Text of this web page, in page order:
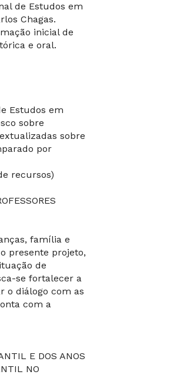
de Estudos em
Chagas.
inicial de
e oral.
Estudos em
sobre
sobre
por
recursos)
família e
presente projeto,
de
se fortalecer a
o diálogo com as
com a
E DOS ANOS
NO